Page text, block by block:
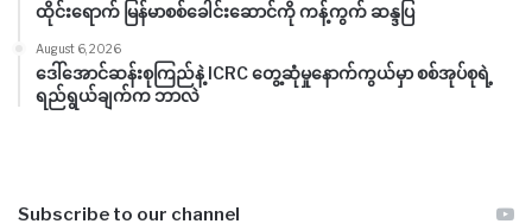
ထိုင်းရောက် မြန်မာစစ်ခေါင်းဆောင်ကို ကန့်ကွက် ဆန္ဒပြ
August 6, 2026
ဒေါ်အောင်ဆန်းစုကြည်နဲ့ ICRC တွေ့ဆုံမှုနောက်ကွယ်မှာ စစ်အုပ်စုရဲ့
ရည်ရွယ်ချက်က ဘာလဲ
Subscribe to our channel